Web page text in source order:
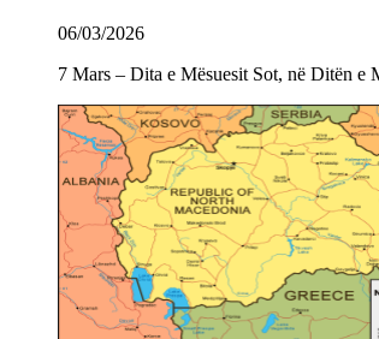
06/03/2026
7 Mars – Dita e Mësuesit Sot, në Ditën